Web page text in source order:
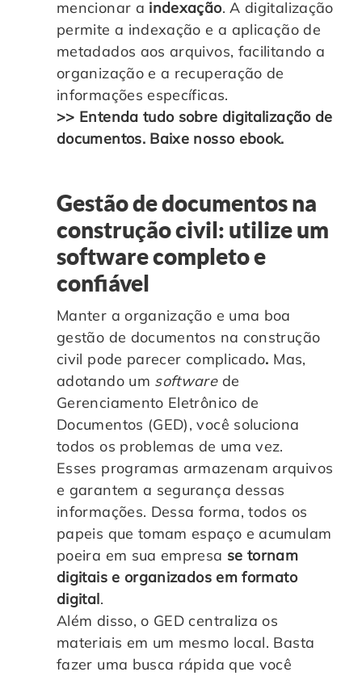
mencionar a indexação. A digitalização
permite a indexação e a aplicação de
metadados aos arquivos, facilitando a
organização e a recuperação de
informações específicas.
>> Entenda tudo sobre digitalização de
documentos. Baixe nosso ebook.
Gestão de documentos na
construção civil: utilize um
software completo e
confiável
Manter a organização e uma boa
gestão de documentos na construção
civil pode parecer complicado. Mas,
adotando um softwarede
Gerenciamento Eletrônico de
Documentos (GED), você soluciona
todos os problemas de uma vez.
Esses programas armazenam arquivos
e garantem a segurança dessas
informações. Dessa forma, todos os
papeis que tomam espaço e acumulam
poeira em sua empresa se tornam
digitais e organizados em formato
digital.
Além disso, o GED centraliza os
materiais em um mesmo local. Basta
fazer uma busca rápida que você